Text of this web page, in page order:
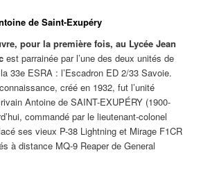
de Saint-Exupéry
pour la première fois, au Lycée Jean
est parrainée par l’une des deux unités de
33e ESRA : l’Escadron ED 2/33 Savoie.
créé en 1932, fut l’unité
Antoine de SAINT-EXUPÉRY (1900-
commandé par le lieutenant-colonel
ses vieux P-38 Lightning et Mirage F1CR
à distance MQ-9 Reaper de General